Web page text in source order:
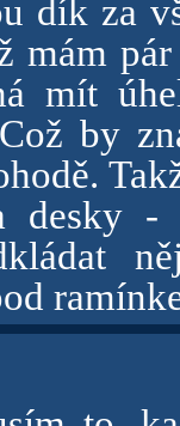
dík za
mám
mít
by
desky -